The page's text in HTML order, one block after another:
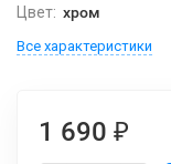
Цвет: хром
Все характеристики
1 690 ₽